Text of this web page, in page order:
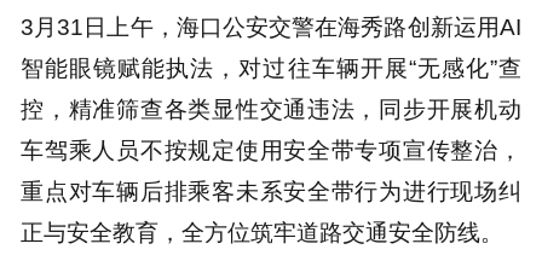
3月31日上午，海口公安交警在海秀路创新运用AI
智能眼镜赋能执法，对过往车辆开展“无感化”查
控，精准筛查各类显性交通违法，同步开展机动
车驾乘人员不按规定使用安全带专项宣传整治，
重点对车辆后排乘客未系安全带行为进行现场纠
正与安全教育，全方位筑牢道路交通安全防线。